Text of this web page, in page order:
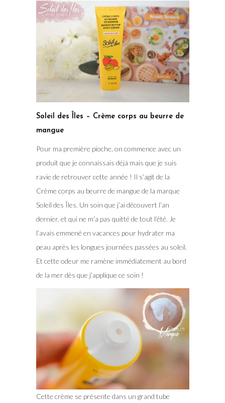
Soleil des Îles – Crème corps au beurre de
mangue
Pour ma première pioche, on commence avec un
produit que je connaissais déjà mais que je suis
ravie de retrouver cette année ! Il s’agit de la
Crème corps au beurre de mangue de la marque
Soleil des Îles. Un soin que j’ai découvert l’an
dernier, et qui ne m’a pas quitté de tout l’été. Je
l’avais emmené en vacances pour hydrater ma
peau après les longues journées passées au soleil.
Et cette odeur me ramène immédiatement au bord
de la mer dès que j’applique ce soin !
Cette crème se présente dans un grand tube